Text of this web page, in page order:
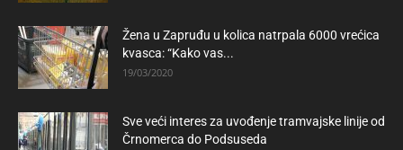
Žena u Zapruđu u kolica natrpala 6000 vrećica
kvasca: “Kako vas...
19/03/2020
Sve veći interes za uvođenje tramvajske linije od
Črnomerca do Podsuseda